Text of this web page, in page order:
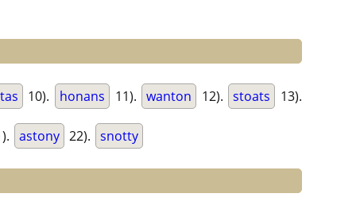
10). honans 11). wanton 12). stoats 13).
astony 22). snotty